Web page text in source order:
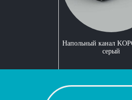
Напольный канал
серый